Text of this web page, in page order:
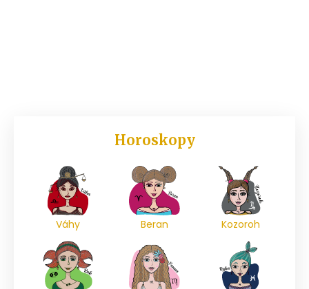
Horoskopy
Váhy Beran Kozoroh